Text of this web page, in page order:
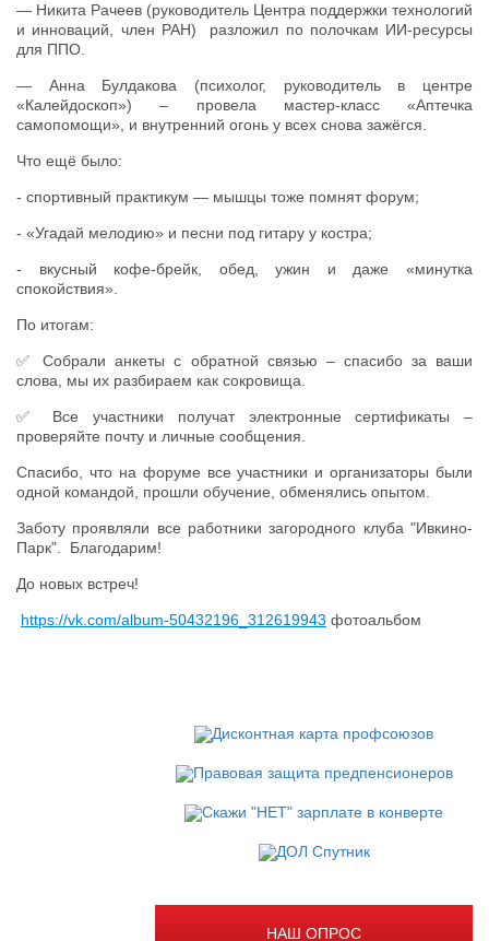
— Никита Рачеев (руководитель Центра поддержки технологий
и инноваций, член РАН) разложил по полочкам ИИ-ресурсы
для ППО.
— Анна Булдакова (психолог, руководитель в центре
«Калейдоскоп») – провела мастер-класс «Аптечка
самопомощи», и внутренний огонь у всех снова зажёгся.
Что ещё было:
- спортивный практикум — мышцы тоже помнят форум;
- «Угадай мелодию» и песни под гитару у костра;
- вкусный кофе-брейк, обед, ужин и даже «минутка
спокойствия».
По итогам:
✅ Собрали анкеты с обратной связью – спасибо за ваши
слова, мы их разбираем как сокровища.
✅ Все участники получат электронные сертификаты –
проверяйте почту и личные сообщения.
Спасибо, что на форуме все участники и организаторы были
одной командой, прошли обучение, обменялись опытом.
Заботу проявляли все работники загородного клуба "Ивкино-
Парк". Благодарим!
До новых встреч!
https://vk.com/album-50432196_312619943 фотоальбом
НАШ ОПРОС